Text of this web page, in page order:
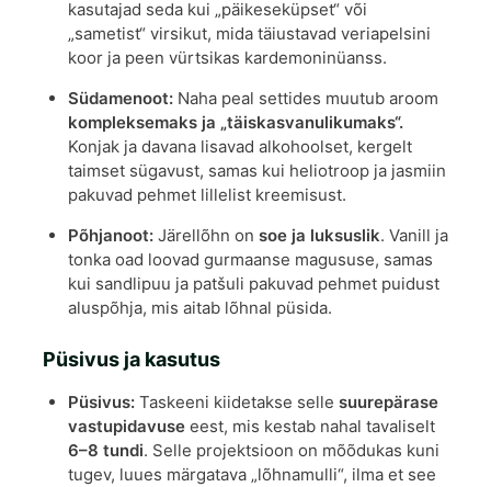
kasutajad seda kui „päikeseküpset“ või
„sametist“ virsikut, mida täiustavad veriapelsini
koor ja peen vürtsikas kardemoninüanss.
Südamenoot:Naha peal settides muutub aroom
kompleksemaks ja „täiskasvanulikumaks“.
Konjak ja davana lisavad alkohoolset, kergelt
taimset sügavust, samas kui heliotroop ja jasmiin
pakuvad pehmet lillelist kreemisust.
Põhjanoot:Järellõhn on soe ja luksuslik. Vanill ja
tonka oad loovad gurmaanse magususe, samas
kui sandlipuu ja patšuli pakuvad pehmet puidust
aluspõhja, mis aitab lõhnal püsida.
Püsivus ja kasutus
Püsivus:Taskeeni kiidetakse selle suurepärase
vastupidavuseeest, mis kestab nahal tavaliselt
6–8 tundi. Selle projektsioon on mõõdukas kuni
tugev, luues märgatava „lõhnamulli“, ilma et see